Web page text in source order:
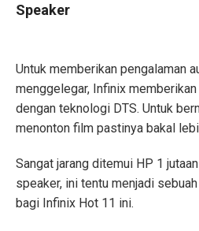
Speaker
Untuk memberikan pengalaman
menggelegar, Infinix
dengan teknologi DTS. Untuk
menonton film pastinya bakal
Sangat jarang ditemui HP 1
speaker, ini tentu menjadi
bagi Infinix Hot 11 ini.